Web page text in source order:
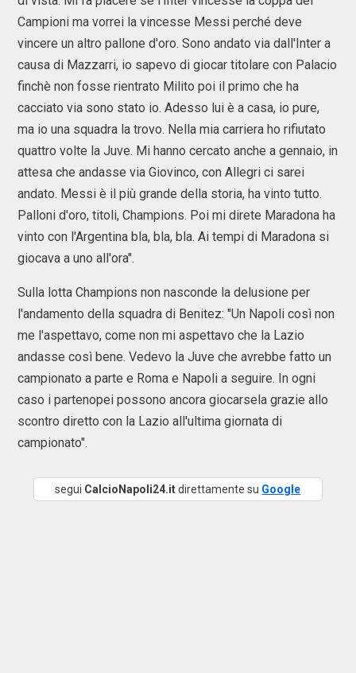
Campioni ma vorrei la vincesse Messi perché deve
vincere un altro pallone d'oro. Sono andato via dall'Inter a
causa di Mazzarri, io sapevo di giocar titolare con Palacio
finchè non fosse rientrato Milito poi il primo che ha
cacciato via sono stato io. Adesso lui è a casa, io pure,
ma io una squadra la trovo. Nella mia carriera ho rifiutato
quattro volte la Juve. Mi hanno cercato anche a gennaio, in
attesa che andasse via Giovinco, con Allegri ci sarei
andato. Messi è il più grande della storia, ha vinto tutto.
Palloni d'oro, titoli, Champions. Poi mi direte Maradona ha
vinto con l'Argentina bla, bla, bla. Ai tempi di Maradona si
giocava a uno all'ora".
Sulla lotta Champions non nasconde la delusione per
l'andamento della squadra di Benitez: "Un Napoli così non
me l'aspettavo, come non mi aspettavo che la Lazio
andasse così bene. Vedevo la Juve che avrebbe fatto un
campionato a parte e Roma e Napoli a seguire. In ogni
caso i partenopei possono ancora giocarsela grazie allo
scontro diretto con la Lazio all'ultima giornata di
campionato".
segui CalcioNapoli24.itdirettamente su Google